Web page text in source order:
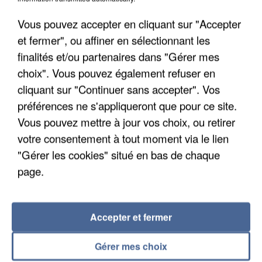
APRÈS TOUTES CES CANICULES, LES REFUGES
DE FAUNE SAUVAGE SONT...
Vous pouvez accepter en cliquant sur "Accepter
et fermer", ou affiner en sélectionnant les
finalités et/ou partenaires dans "Gérer mes
choix". Vous pouvez également refuser en
cliquant sur "Continuer sans accepter". Vos
préférences ne s'appliqueront que pour ce site.
Vous pouvez mettre à jour vos choix, ou retirer
votre consentement à tout moment via le lien
"Gérer les cookies" situé en bas de chaque
page.
Gérer mes choix
Accepter et fermer